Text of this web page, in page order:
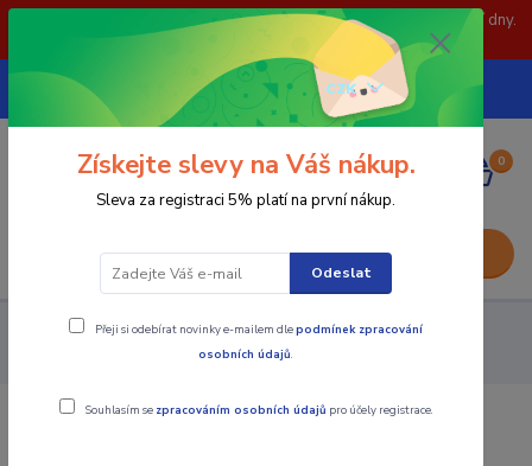
POZOR: 31.7 , 3.8 a 5.8- zavřeno. objednávky odešleme následující dny.
Děkujeme za pochopení.
CZK
739252246
(Po-Pá, 8-15 hod.)
0
0,00 Kč
Upínání nástrojů Kleštiny
Sada upínacích kleštin ER s
Získejte slevy na Váš nákup.
Sleva za registraci 5% platí na první nákup.
Odeslat
Přeji si odebírat novinky e-mailem dlepodmínek zpracování
osobních údajů.
Souhlasím se zpracováním osobních údajů pro účely registrace.